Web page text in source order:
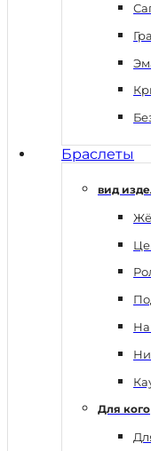
Браслеты
вид
На
Для кого